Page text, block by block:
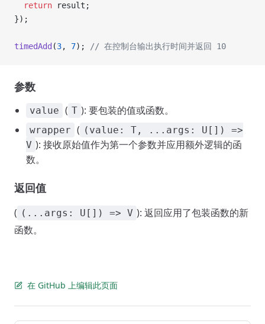
  return
result;
});
timedAdd (3, 7); // 在控制台输出执行时间并返回 10
参数
value ( T ): 要包装的值或函数。
wrapper ( (value: T, ...args: U[]) =>
V ): 接收原始值作为第一个参数并应用额外逻辑的函
数。
返回值
( (...args: U[]) => V ): 返回应用了包装函数的新
函数。
在 GitHub 上编辑此页面